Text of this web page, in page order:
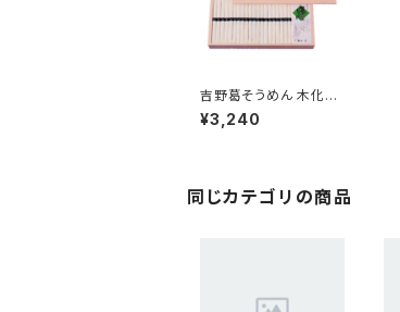
吉野葛そうめん 木化粧
箱 21束
¥3,240
同じカテゴリの商品